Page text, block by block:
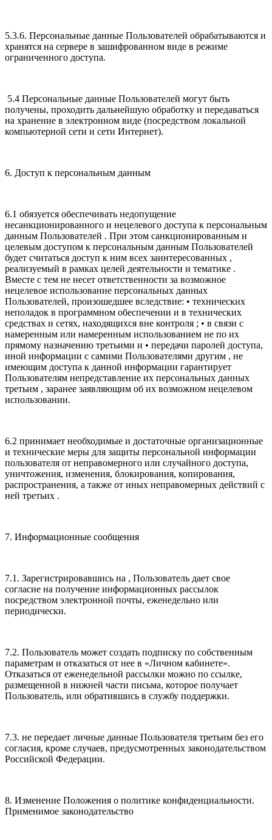
5.3.6. Персональные данные Пользователей обрабатываются и
хранятся на сервере в зашифрованном виде в режиме
ограниченного доступа.
5.4 Персональные данные Пользователей могут быть
получены, проходить дальнейшую обработку и передаваться
на хранение в электронном виде (посредством локальной
компьютерной сети и сети Интернет).
6. Доступ к персональным данным
6.1 обязуется обеспечивать недопущение
несанкционированного и нецелевого доступа к персональным
данным Пользователей . При этом санкционированным и
целевым доступом к персональным данным Пользователей
будет считаться доступ к ним всех заинтересованных ,
реализуемый в рамках целей деятельности и тематике .
Вместе с тем не несет ответственности за возможное
нецелевое использование персональных данных
Пользователей, произошедшее вследствие: • технических
неполадок в программном обеспечении и в технических
средствах и сетях, находящихся вне контроля ; • в связи с
намеренным или намеренным использованием не по их
прямому назначению третьими и • передачи паролей доступа,
иной информации с самими Пользователями другим , не
имеющим доступа к данной информации гарантирует
Пользователям непредставление их персональных данных
третьим , заранее заявляющим об их возможном нецелевом
использовании.
6.2 принимает необходимые и достаточные организационные
и технические меры для защиты персональной информации
пользователя от неправомерного или случайного доступа,
уничтожения, изменения, блокирования, копирования,
распространения, а также от иных неправомерных действий с
ней третьих .
7. Информационные сообщения
7.1. Зарегистрировавшись на , Пользователь дает свое
согласие на получение информационных рассылок
посредством электронной почты, еженедельно или
периодически.
7.2. Пользователь может создать подписку по собственным
параметрам и отказаться от нее в «Личном кабинете».
Отказаться от еженедельной рассылки можно по ссылке,
размещенной в нижней части письма, которое получает
Пользователь, или обратившись в службу поддержки.
7.3. не передает личные данные Пользователя третьим без его
согласия, кроме случаев, предусмотренных законодательством
Российской Федерации.
8. Изменение Положения о политике конфиденциальности.
Применимое законодательство